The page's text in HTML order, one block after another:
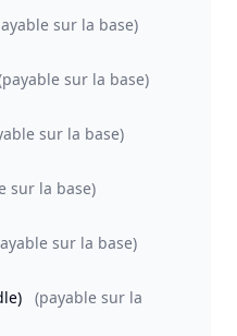
sur la base)
sur la base)
sur la base)
sur la base)
sur la base)
(payable sur la